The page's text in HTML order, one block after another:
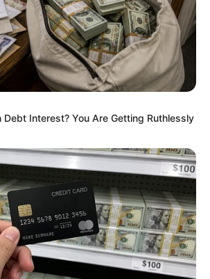
Decade For Fans Of Action
Interest? You Are Getting Ruthlessly